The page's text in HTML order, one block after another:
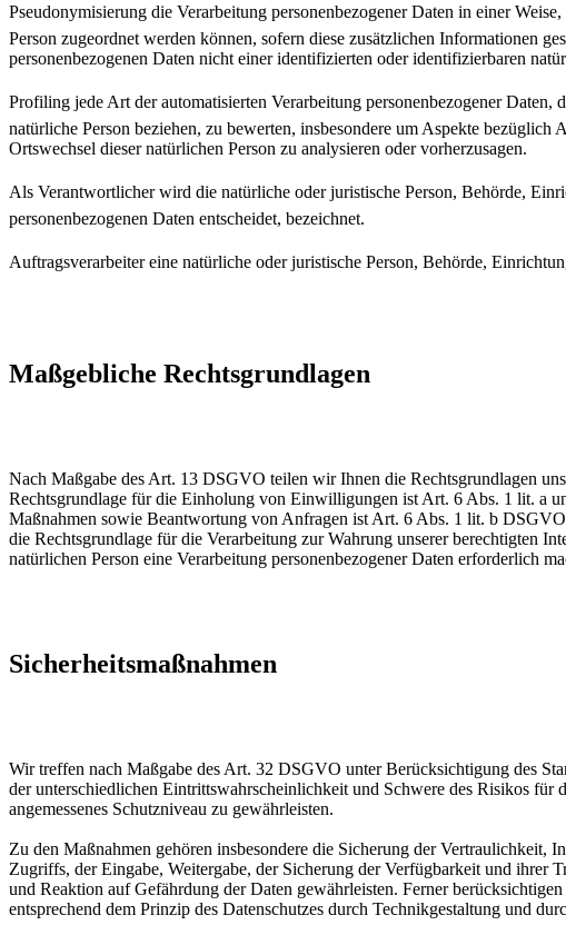
Pseudonymisierung die Verarbeitung personenbezogener Daten in einer
Person zugeordnet werden können, sofern diese zusätzlichen Informationen
personenbezogenen Daten nicht einer identifizierten oder identifizierbaren
Profiling jede Art der automatisierten Verarbeitung personenbezogener
natürliche Person beziehen, zu bewerten, insbesondere um Aspekte
Ortswechsel dieser natürlichen Person zu analysieren oder vorherzusagen.
Als Verantwortlicher wird die natürliche oder juristische Person, Behörde,
personenbezogenen Daten entscheidet, bezeichnet.
Auftragsverarbeiter eine natürliche oder juristische Person, Behörde,
Maßgebliche Rechtsgrundlagen
Nach Maßgabe des Art. 13 DSGVO teilen wir Ihnen die Rechtsgrundlagen
Rechtsgrundlage für die Einholung von Einwilligungen ist Art. 6 Abs. 1 lit. a
Maßnahmen sowie Beantwortung von Anfragen ist Art. 6 Abs. 1 lit. b
die Rechtsgrundlage für die Verarbeitung zur Wahrung unserer berechtigten
natürlichen Person eine Verarbeitung personenbezogener Daten erforderlich
Sicherheitsmaßnahmen
Wir treffen nach Maßgabe des Art. 32 DSGVO unter Berücksichtigung des
der unterschiedlichen Eintrittswahrscheinlichkeit und Schwere des Risikos für
angemessenes Schutzniveau zu gewährleisten.
Zu den Maßnahmen gehören insbesondere die Sicherung der Vertraulichkeit,
Zugriffs, der Eingabe, Weitergabe, der Sicherung der Verfügbarkeit und ihrer
und Reaktion auf Gefährdung der Daten gewährleisten. Ferner
entsprechend dem Prinzip des Datenschutzes durch Technikgestaltung und